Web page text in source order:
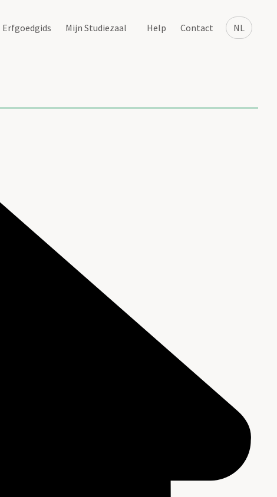
NL
Erfgoedgids Mijn Studiezaal Help Contact